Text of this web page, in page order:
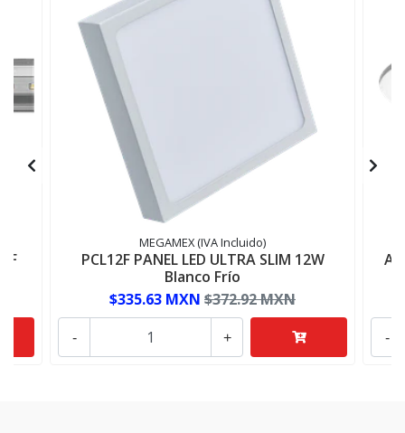
MEGAMEX (IVA Incluido)
PCL12F PANEL LED ULTRA SLIM 12W
Blanco Frío
$335.63 MXN $372.92 MXN
+
- -